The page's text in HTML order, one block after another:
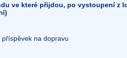
ve které přijdou, po vystoupení z
příspěvek na dopravu